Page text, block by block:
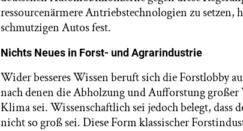
ressourcenärmere Antriebstechnologien zu setzen,
schmutzigen Autos fest.
Nichts Neues in Forst- und Agrarindustrie
Wider besseres Wissen beruft sich die Forstlobby
nach denen die Abholzung und Aufforstung
Klima sei. Wissenschaftlich sei jedoch belegt, dass
nicht so groß sei. Diese Form klassischer